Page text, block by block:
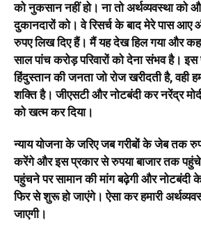
को नुकसान नहीं हो। ना तो अर्थव्यवस्था को
दुकानदारों को। वे रिसर्च के बाद मेरे पास
रुपए लिख दिए हैं। मैं यह देख हिल गया और
साल पांच करोड़ परिवारों को देना संभव है। इस
हिंदुस्तान की जनता जो रोज खरीदती है, वही
शक्ति है। जीएसटी और नोटबंदी कर नरेंद्र
को खत्म कर दिया।
न्याय योजना के जरिए जब गरीबों के जेब तक
करेंगे और इस प्रकार से रुपया बाजार तक
पहुंचने पर सामान की मांग बढ़ेगी और नोटबंदी
फिर से शुरू हो जाएंगे। ऐसा कर हमारी
जाएगी।